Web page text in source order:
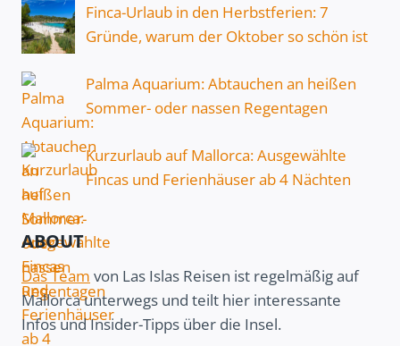
Finca-Urlaub in den Herbstferien: 7
Gründe, warum der Oktober so schön ist
Palma Aquarium: Abtauchen an heißen
Sommer- oder nassen Regentagen
Kurzurlaub auf Mallorca: Ausgewählte
Fincas und Ferienhäuser ab 4 Nächten
ABOUT
Das Team von Las Islas Reisen ist regelmäßig auf
Mallorca unterwegs und teilt hier interessante
Infos und Insider-Tipps über die Insel.